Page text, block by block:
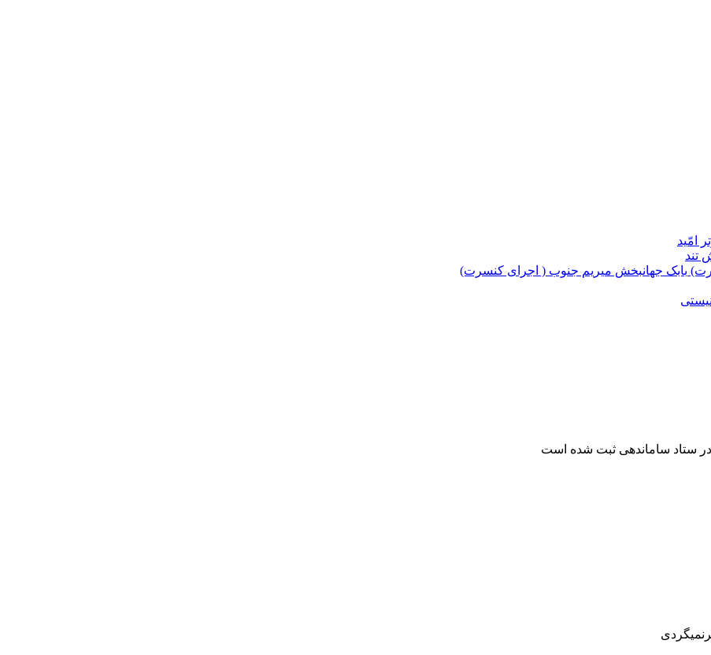
امّید
تند
بابک جهانبخش میریم جنوب ( اجرای کنسرت)
ستاد ساماندهی ثبت شده است